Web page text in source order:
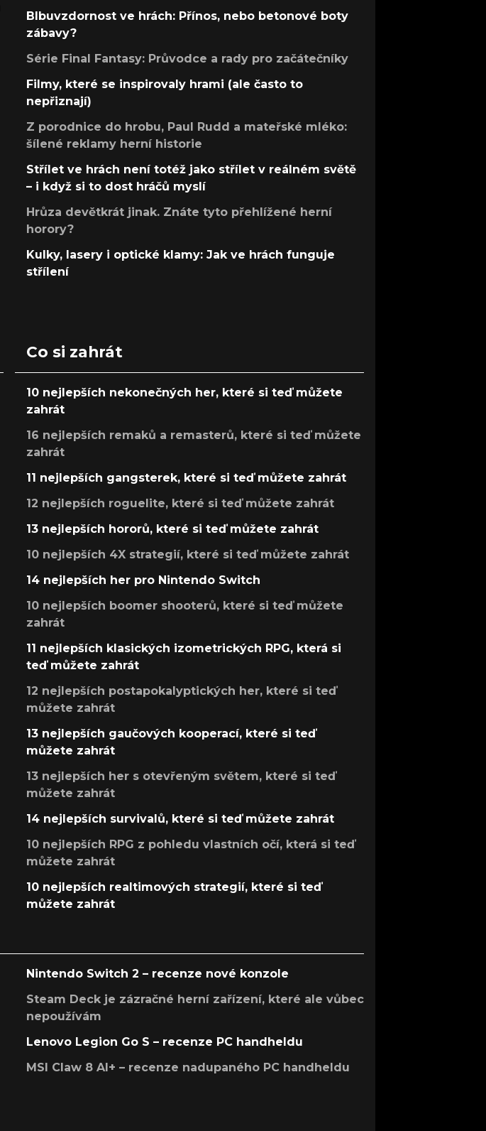
Blbuvzdornost ve hrách: Přínos, nebo betonové boty
zábavy?
Série Final Fantasy: Průvodce a rady pro začátečníky
Filmy, které se inspirovaly hrami (ale často to
nepřiznají)
Z porodnice do hrobu, Paul Rudd a mateřské mléko:
šílené reklamy herní historie
Střílet ve hrách není totéž jako střílet v reálném světě
– i když si to dost hráčů myslí
Hrůza devětkrát jinak. Znáte tyto přehlížené herní
horory?
Kulky, lasery i optické klamy: Jak ve hrách funguje
střílení
Co si zahrát
10 nejlepších nekonečných her, které si teď můžete
zahrát
16 nejlepších remaků a remasterů, které si teď můžete
zahrát
11 nejlepších gangsterek, které si teď můžete zahrát
12 nejlepších roguelite, které si teď můžete zahrát
13 nejlepších hororů, které si teď můžete zahrát
10 nejlepších 4X strategií, které si teď můžete zahrát
14 nejlepších her pro Nintendo Switch
10 nejlepších boomer shooterů, které si teď můžete
zahrát
11 nejlepších klasických izometrických RPG, která si
teď můžete zahrát
12 nejlepších postapokalyptických her, které si teď
můžete zahrát
13 nejlepších gaučových kooperací, které si teď
můžete zahrát
13 nejlepších her s otevřeným světem, které si teď
můžete zahrát
14 nejlepších survivalů, které si teď můžete zahrát
10 nejlepších RPG z pohledu vlastních očí, která si teď
můžete zahrát
10 nejlepších realtimových strategií, které si teď
můžete zahrát
Nintendo Switch 2 – recenze nové konzole
Steam Deck je zázračné herní zařízení, které ale vůbec
nepoužívám
Lenovo Legion Go S – recenze PC handheldu
MSI Claw 8 AI+ – recenze nadupaného PC handheldu